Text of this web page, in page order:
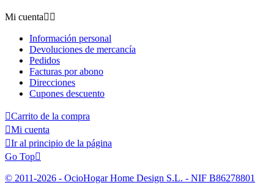
Mi cuenta 
Información personal
Devoluciones de mercancía
Pedidos
Facturas por abono
Direcciones
Cupones descuento
Carrito de la compra
Mi cuenta
Ir al principio de la página
Go Top
© 2011-2026 - OcioHogar Home Design S.L. - NIF B86278801